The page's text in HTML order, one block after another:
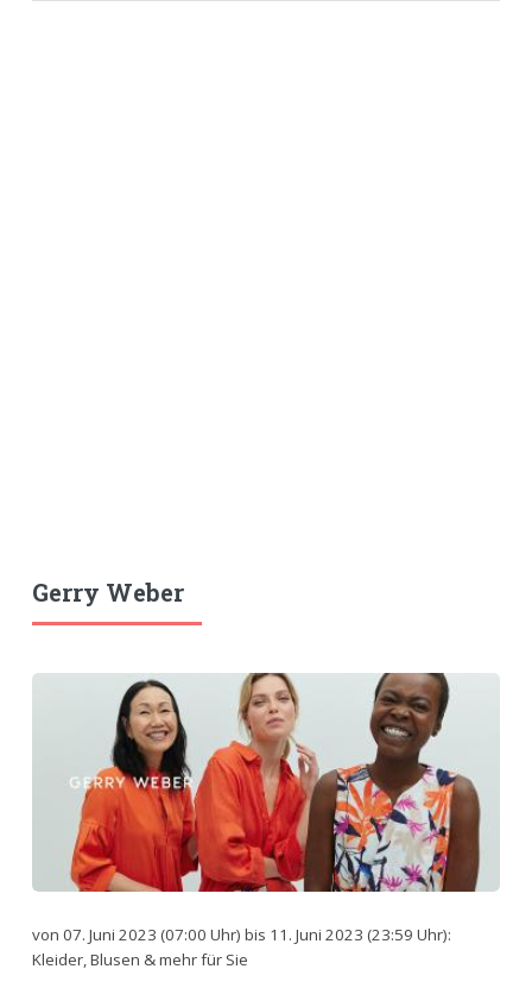
Gerry Weber
von 07. Juni 2023 (07:00 Uhr) bis 11. Juni 2023 (23:59 Uhr):
Kleider, Blusen & mehr für Sie